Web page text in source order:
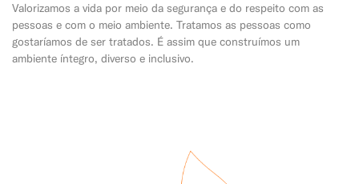
Valorizamos a vida por meio da segurança e do respeito com as
pessoas e com o meio ambiente. Tratamos as pessoas como
gostaríamos de ser tratados. É assim que construímos um
ambiente íntegro, diverso e inclusivo.